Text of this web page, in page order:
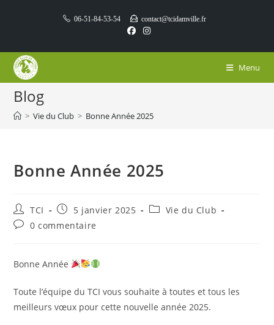
06-51-84-53-54 contact@tcidamville.fr
Menu
Blog
> Vie du Club > Bonne Année 2025
Bonne Année 2025
Auteur/autrice
de
la
TCI
Publication
publiée :
5 janvier 2025
PostVie du Club
Commentaires
publication :
0 commentaire
Bonne Année
Toute l’équipe du TCI vous souhaite à toutes et tous les
meilleurs vœux pour cette nouvelle année 2025.